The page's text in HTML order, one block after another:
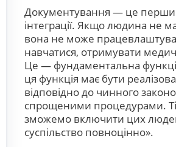
Документування — це
інтеграції. Якщо людина не
вона не може
навчатися, отримувати
Це — фундаментальна
ця функція має бути
відповідно до чинного
спрощеними процедурами.
зможемо включити цих
суспільство повноцінно».